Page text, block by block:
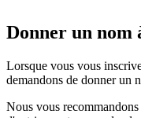
Donner un nom
Lorsque vous vous
demandons de donner un
Nous vous